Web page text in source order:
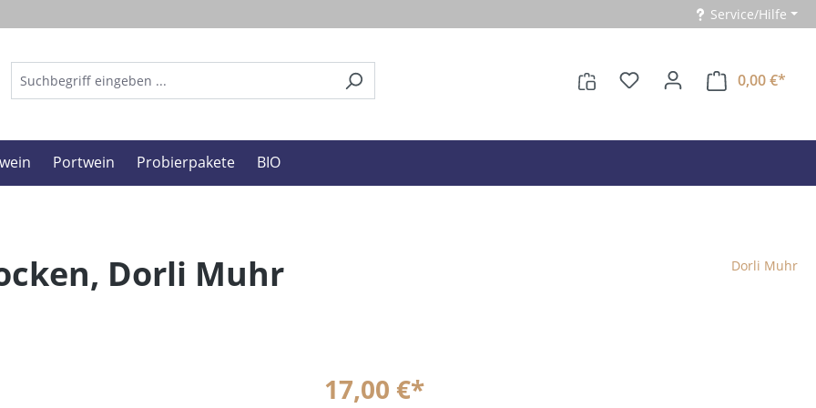
Service/Hilfe
0,00 €*
Portwein Probierpakete BIO
Dorli Muhr Dorli Muhr
17,00 €*